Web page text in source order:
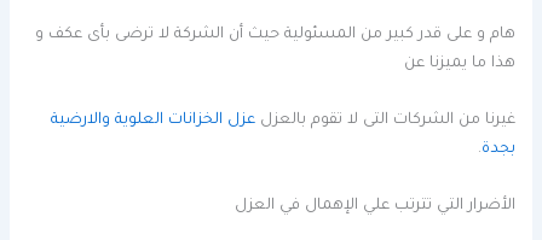
هام و على قدر كبير من المسئولية حيث أن الشركة لا ترضى بأى عكف و
هذا ما يميزنا عن
غيرنا من الشركات التى لا تقوم بالعزلعزل الخزانات العلوية والارضية
بجدة.
الأضرار التي تترتب علي الإهمال في العزل